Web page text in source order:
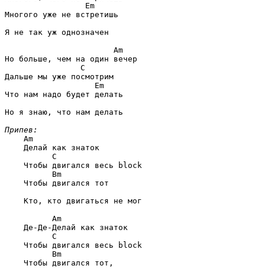
                 Em
Многого уже не встретишь
Я не так уж однозначен
                       Am
                C
                   Em
Что нам надо будет делать
Но я знаю, что нам делать
Припев:
Am
    Делай как знаток
      C
    Чтобы двигался весь block
      Bm
    Чтобы двигался тот
    Кто, кто двигаться не мог
      Am
    Де-Де-Делай как знаток
      C
    Чтобы двигался весь block
      Bm
    Чтобы двигался тот,